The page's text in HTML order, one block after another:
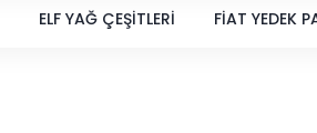
ELF YAĞ ÇEŞITLERI FIAT YEDEK